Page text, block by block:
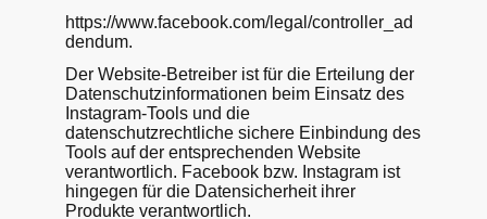
https://www.facebook.com/legal/controller_ad
dendum.
Der Website-Betreiber ist für die Erteilung der
Datenschutzinformationen beim Einsatz des
Instagram-Tools und die
datenschutzrechtliche sichere Einbindung des
Tools auf der entsprechenden Website
verantwortlich. Facebook bzw. Instagram ist
hingegen für die Datensicherheit ihrer
Produkte verantwortlich.